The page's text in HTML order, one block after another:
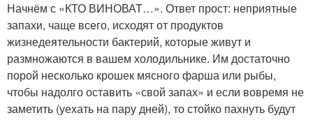
Начнём с «КТО ВИНОВАТ…». Ответ прост: неприятные
запахи, чаще всего, исходят от продуктов
жизнедеятельности бактерий, которые живут и
размножаются в вашем холодильнике. Им достаточно
порой несколько крошек мясного фарша или рыбы,
чтобы надолго оставить «свой запах» и если вовремя не
заметить (уехать на пару дней), то стойко пахнуть будут